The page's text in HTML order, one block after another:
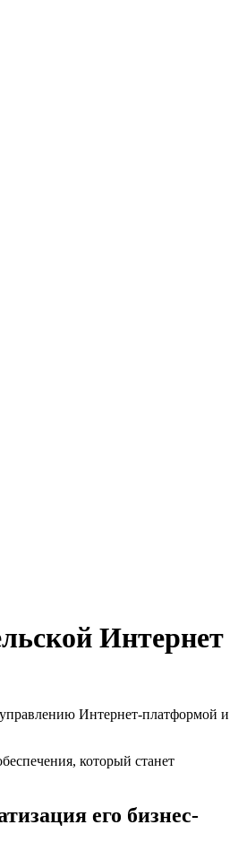
Интернет
Интернет-платформой и
который станет
его бизнес-